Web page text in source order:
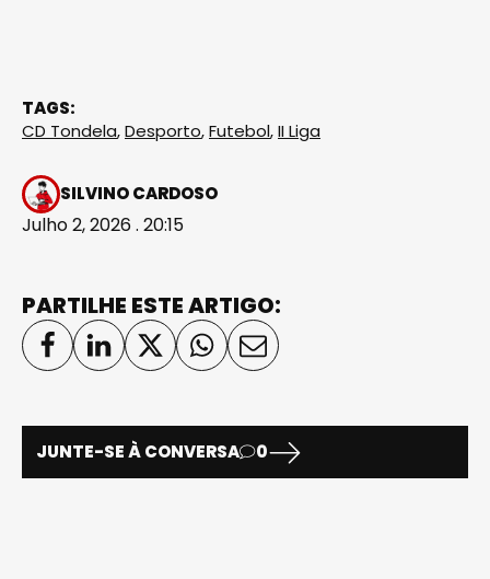
TAGS:
CD Tondela,Desporto,Futebol,II Liga
SILVINO CARDOSO
Julho 2, 2026 . 20:15
PARTILHE ESTE ARTIGO:
JUNTE-SE À CONVERSA 0